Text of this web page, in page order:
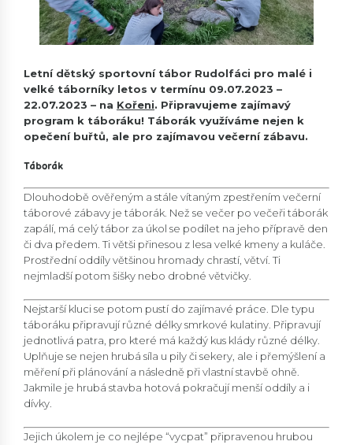
Letní dětský sportovní tábor Rudolfáci pro malé i
velké táborníky letos v termínu 09.07.2023 –
22.07.2023 – na Kořeni. Připravujeme zajímavý
program k táboráku! Táborák využíváme nejen k
opečení buřtů, ale pro zajímavou večerní zábavu.
Táborák
Dlouhodobě ověřeným a stále vítaným zpestřením večerní
táborové zábavy je táborák. Než se večer po večeři táborák
zapálí, má celý tábor za úkol se podílet na jeho přípravě den
či dva předem. Ti větši přinesou z lesa velké kmeny a kuláče.
Prostřední oddíly většinou hromady chrastí, větví. Ti
nejmladší potom šišky nebo drobné větvičky.
Nejstarší kluci se potom pustí do zajímavé práce. Dle typu
táboráku připravují různé délky smrkové kulatiny. Připravují
jednotlivá patra, pro které má každý kus klády různé délky.
Uplňuje se nejen hrubá síla u pily či sekery, ale i přemýšlení a
měření při plánování a následně při vlastní stavbě ohně.
Jakmile je hrubá stavba hotová pokračují menší oddíly a i
dívky.
Jejich úkolem je co nejlépe “vycpat” připravenou hrubou